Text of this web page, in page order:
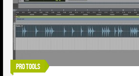
Pro Tools